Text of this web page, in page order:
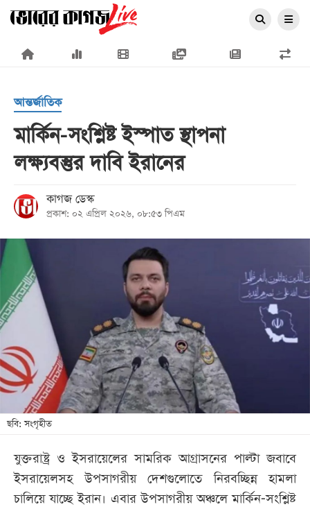
×
প্রচ্ছদ
জাতীয়
রাজনীতি
অর্থনীতি
আন্তর্জাতিক
সারাদেশ
বিনোদন
লাইফ
স্টাইল
শিক্ষা
সব
বিভাগ
আন্তর্জাতিক
মার্কিন-সংশ্লিষ্ট ইস্পাত স্থাপনা
লক্ষ্যবস্তুর দাবি ইরানের
কাগজ ডেস্ক
প্রকাশ: ০২ এপ্রিল ২০২৬, ০৮:৫৩ পিএম
ছবি: সংগৃহীত
যুক্তরাষ্ট্র ও ইসরায়েলের সামরিক আগ্রাসনের পাল্টা জবাবে
ইসরায়েলসহ উপসাগরীয় দেশগুলোতে নিরবচ্ছিন্ন হামলা
চালিয়ে যাচ্ছে ইরান। এবার উপসাগরীয় অঞ্চলে মার্কিন-সংশ্লিষ্ট